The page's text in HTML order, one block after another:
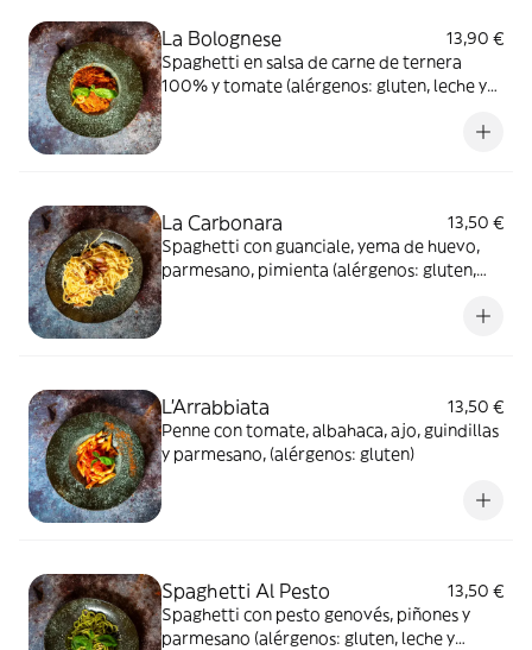
La Bolognese
13,90 €
Spaghetti en salsa de carne de ternera
100% y tomate (alérgenos: gluten, leche y
La Carbonara
13,50 €
Spaghetti con guanciale, yema de huevo,
parmesano, pimienta (alérgenos: gluten,
L'Arrabbiata
13,50 €
Penne con tomate, albahaca, ajo, guindillas
y parmesano, (alérgenos: gluten)
Spaghetti Al Pesto
13,50 €
Spaghetti con pesto genovés, piñones y
parmesano (alérgenos: gluten, leche y